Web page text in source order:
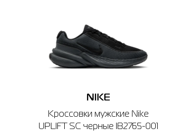
NIKE
Кроссовки мужские Nike
UPLIFT SC черные IB2765-001